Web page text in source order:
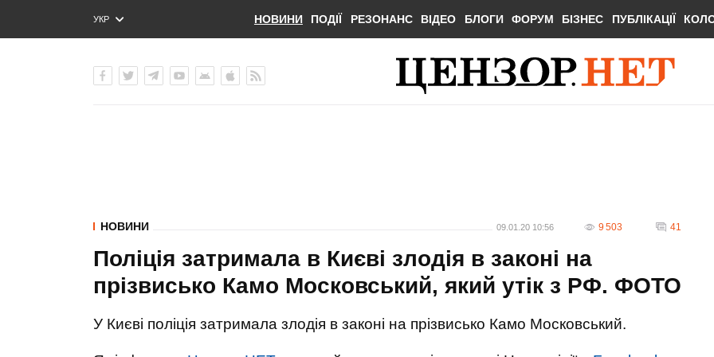
УКР
ENG
НОВИНИ ПОДІЇ РЕЗОНАНС ВІДЕО БЛОГИ ФОРУМ БІЗНЕС ПУБЛІКАЦІЇ
НОВИНИ 09.01.20 10:56 9 503 41
Поліція затримала в Києві злодія в законі на
прізвисько Камо Московський, який утік з РФ. ФОТО
У Києві поліція затримала злодія в законі на прізвисько Камо Московський.